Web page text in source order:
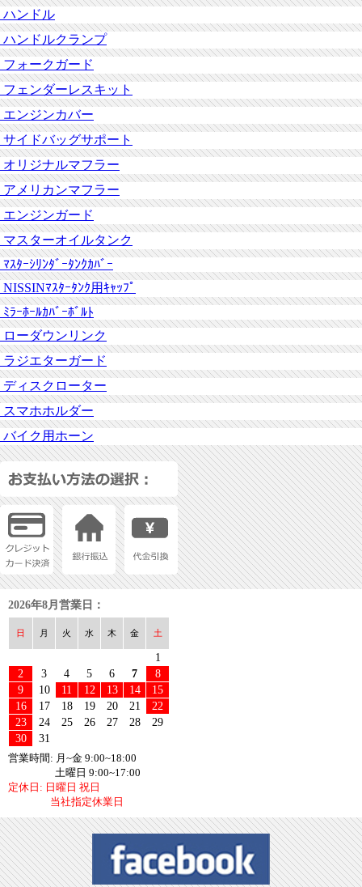
ハンドル
ハンドルクランプ
フォークガード
フェンダーレスキット
エンジンカバー
サイドバッグサポート
オリジナルマフラー
アメリカンマフラー
エンジンガード
マスターオイルタンク
ﾏｽﾀｰｼﾘﾝﾀﾞｰﾀﾝｸｶﾊﾞｰ
NISSINﾏｽﾀｰﾀﾝｸ用ｷｬｯﾌﾟ
ﾐﾗｰﾎｰﾙｶﾊﾞｰﾎﾞﾙﾄ
ローダウンリンク
ラジエターガード
ディスクローター
スマホホルダー
バイク用ホーン
2026年8月営業日：
日 月 火 水 木 金 土
1
2
3 4 5 6 7
8
9
10 11 12 13 14
15
16
17 18 19 20 21
22
23
24 25 26 27 28
29
30
31
営業時間: 月~金 9:00~18:00
土曜日 9:00~17:00
定休日: 日曜日 祝日
当社指定休業日